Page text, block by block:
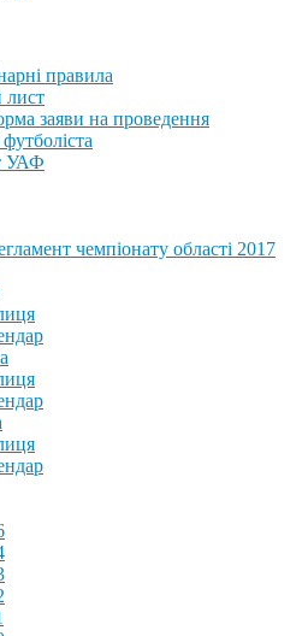
правила
лист
заяви на проведення
футболіста
УАФ
чемпіонату області 2017